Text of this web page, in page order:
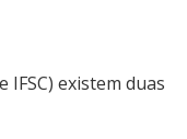
IFSC) existem duas